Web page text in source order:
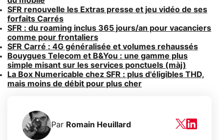
SFR renouvelle les Extras presse et jeu vidéo de ses
forfaits Carrés
SFR : du roaming inclus 365 jours/an pour vacanciers
comme pour frontaliers
SFR Carré : 4G généralisée et volumes rehaussés
Bouygues Telecom et B&You : une gamme plus
simple misant sur les services ponctuels (màj)
La Box Numericable chez SFR : plus d'éligibles THD,
mais moins de débit pour plus cher
Par Romain Heuillard